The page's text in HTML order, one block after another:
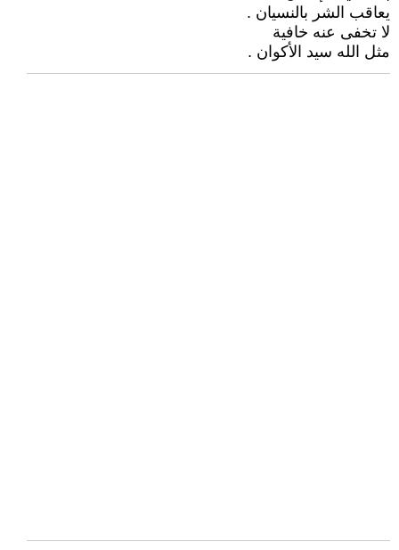
يعاقب الشر بالنسيان .
لا تخفى عنه خافية
مثل الله سيد الأكوان .